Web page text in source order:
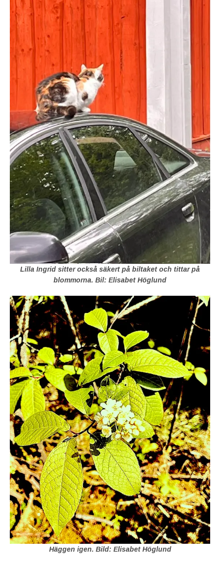
Lilla Ingrid sitter också säkert på biltaket och tittar på
blommorna. Bil: Elisabet Höglund
Häggen igen. Bild: Elisabet Höglund